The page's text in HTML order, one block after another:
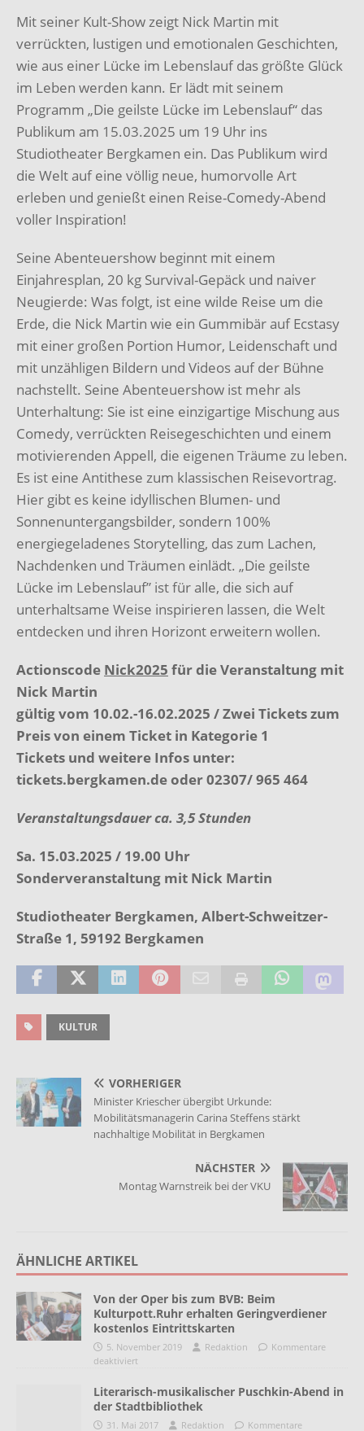
Mit seiner Kult-Show zeigt Nick Martin mit
verrückten, lustigen und emotionalen Geschichten,
wie aus einer Lücke im Lebenslauf das größte Glück
im Leben werden kann. Er lädt mit seinem
Programm „Die geilste Lücke im Lebenslauf“ das
Publikum am 15.03.2025 um 19 Uhr ins
Studiotheater Bergkamen ein. Das Publikum wird
die Welt auf eine völlig neue, humorvolle Art
erleben und genießt einen Reise-Comedy-Abend
voller Inspiration!
Seine Abenteuershow beginnt mit einem
Einjahresplan, 20 kg Survival-Gepäck und naiver
Neugierde: Was folgt, ist eine wilde Reise um die
Erde, die Nick Martin wie ein Gummibär auf Ecstasy
mit einer großen Portion Humor, Leidenschaft und
mit unzähligen Bildern und Videos auf der Bühne
nachstellt. Seine Abenteuershow ist mehr als
Unterhaltung: Sie ist eine einzigartige Mischung aus
Comedy, verrückten Reisegeschichten und einem
motivierenden Appell, die eigenen Träume zu leben.
Es ist eine Antithese zum klassischen Reisevortrag.
Hier gibt es keine idyllischen Blumen- und
Sonnenuntergangsbilder, sondern 100%
energiegeladenes Storytelling, das zum Lachen,
Nachdenken und Träumen einlädt. „Die geilste
Lücke im Lebenslauf” ist für alle, die sich auf
unterhaltsame Weise inspirieren lassen, die Welt
entdecken und ihren Horizont erweitern wollen.
Actionscode Nick2025 für die Veranstaltung mit
Nick Martin
gültig vom 10.02.-16.02.2025 / Zwei Tickets zum
Preis von einem Ticket in Kategorie 1
Tickets und weitere Infos unter:
tickets.bergkamen.de oder 02307/ 965 464
Veranstaltungsdauer ca. 3,5 Stunden
Sa. 15.03.2025 / 19.00 Uhr
Sonderveranstaltung mit Nick Martin
Studiotheater Bergkamen, Albert-Schweitzer-
Straße 1, 59192 Bergkamen
KULTUR
VORHERIGER
Minister Kriescher übergibt Urkunde:
Mobilitätsmanagerin Carina Steffens stärkt
nachhaltige Mobilität in Bergkamen
NÄCHSTER
Montag Warnstreik bei der VKU
ÄHNLICHE ARTIKEL
Von der Oper bis zum BVB: Beim
Kulturpott.Ruhr erhalten Geringverdiener
kostenlos Eintrittskarten
5. November 2019 Redaktion
Kommentare
deaktiviert
Literarisch-musikalischer Puschkin-Abend in
der Stadtbibliothek
31. Mai 2017 Redaktion Kommentare